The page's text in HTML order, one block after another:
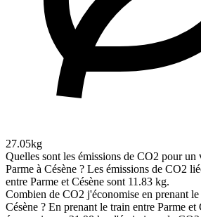
27.05kg
Quelles sont les émissions de CO2 pour un
Parme à Césène ? Les émissions de CO2
entre Parme et Césène sont 11.83 kg.
Combien de CO2 j'économise en prenant
Césène ? En prenant le train entre Parme et